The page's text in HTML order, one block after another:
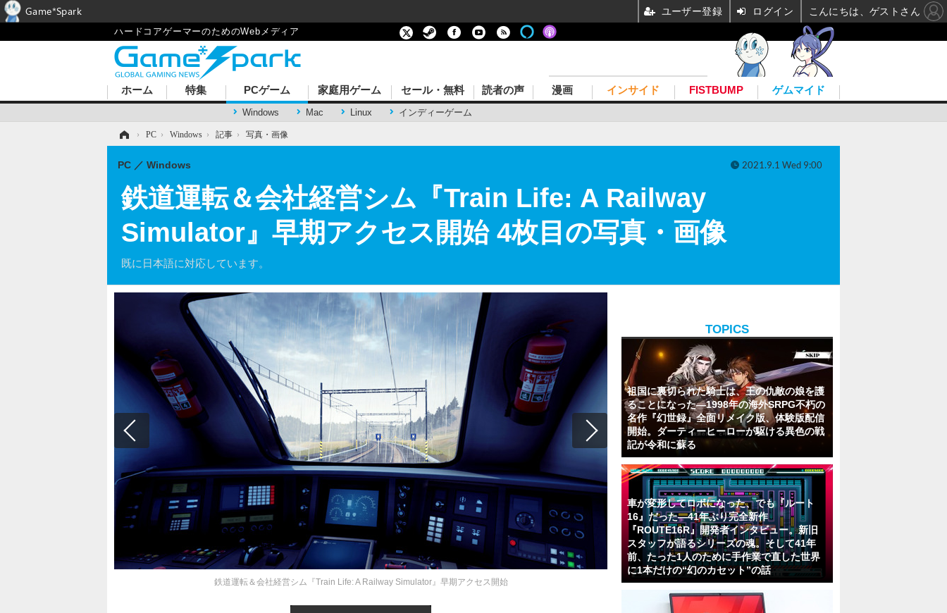
ハードコアゲーマーのためのWebメディア
ホーム 特集 PCゲーム
Windows Mac Linux インディーゲーム
家庭用ゲーム セール・無料 読者の声 漫画 インサイド FISTBUMP ゲムマイド
› PC › Windows › 記事 › 写真・画像
鉄道運転＆会社経営シム『Train Life: A Railway
Simulator』早期アクセス開始 4枚目の写真・画像
既に日本語に対応しています。
PC Windows 2021.9.1 Wed 9:00
鉄道運転＆会社経営シム『Train Life: A Railway Simulator』早期アクセス開始
TOPICS
祖国に裏切られた騎士は、王の仇敵の娘を護
ることになった―1998年の海外SRPG不朽の
名作『幻世録』全面リメイク版、体験版配信
開始。ダーティーヒーローが駆ける異色の戦
記が令和に蘇る
車が変形してロボになった、でも『ルート
16』だった―41年ぶり完全新作
『ROUTE16R』開発者インタビュー。新旧
スタッフが語るシリーズの魂。そして41年
前、たった1人のために手作業で直した世界
に1本だけの“幻のカセット”の話
Game*Spark ユーザー登録 ログイン こんにちは、ゲストさん